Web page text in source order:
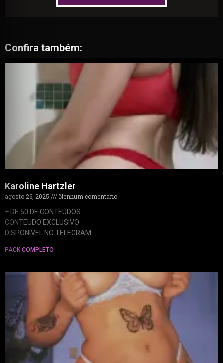
Confira também:
Karoline Hartzler
agosto 26, 2025
Nenhum comentário
+ DE 50 DE CONTEUDOS
CONTEUDO EXCLUSIVO
DISPONIVEL NO TELEGRAM
PACK COMPLETO